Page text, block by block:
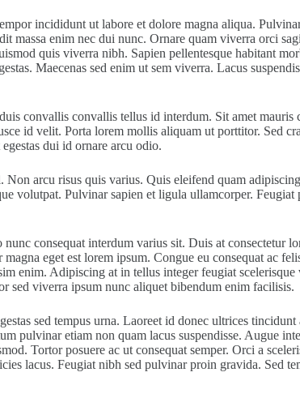
incididunt ut labore et dolore magna aliqua.
massa enim nec dui nunc. Ornare quam viverra orci
quis viverra nibh. Sapien pellentesque habitant
Maecenas sed enim ut sem viverra. Lacus
convallis convallis tellus id interdum. Sit amet
id velit. Porta lorem mollis aliquam ut porttitor. Sed
dui id ornare arcu odio.
arcu risus quis varius. Quis eleifend quam
volutpat. Pulvinar sapien et ligula ullamcorper.
consequat interdum varius sit. Duis at consectetur
eget est lorem ipsum. Congue eu consequat ac
enim. Adipiscing at in tellus integer feugiat
sed viverra ipsum nunc aliquet bibendum enim facilisis.
sed tempus urna. Laoreet id donec ultrices
pulvinar etiam non quam lacus suspendisse. Augue
Tortor posuere ac ut consequat semper. Orci a
lacus. Feugiat nibh sed pulvinar proin gravida. Sed